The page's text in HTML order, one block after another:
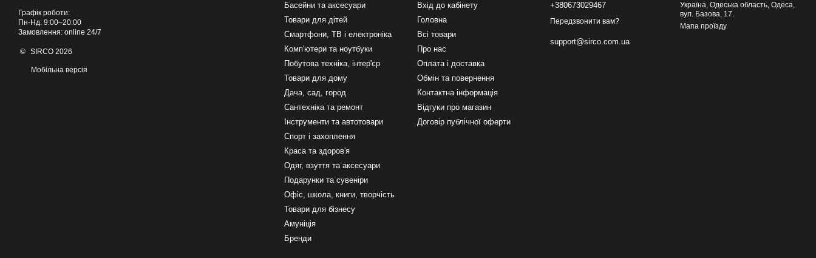
Графік роботи:
Пн-Нд: 9:00–20:00
Замовлення: online 24/7
© SIRCO 2026
Мобільна версія
Басейни та аксесуари
Товари для дітей
Смартфони, ТВ і електроніка
Комп'ютери та ноутбуки
Побутова техніка, інтер'єр
Товари для дому
Дача, сад, город
Сантехніка та ремонт
Інструменти та автотовари
Спорт і захоплення
Краса та здоров'я
Одяг, взуття та аксесуари
Подарунки та сувеніри
Офіс, школа, книги, творчість
Товари для бізнесу
Амуніція
Бренди
Вхід до кабінету
Головна
Всі товари
Про нас
Оплата і доставка
Обмін та повернення
Контактна інформація
Відгуки про магазин
Договір публічної оферти
+380673029467
Передзвонити вам?
support@sirco.com.ua
Україна, Одеська область, Одеса,
вул. Базова, 17.
Мапа проїзду